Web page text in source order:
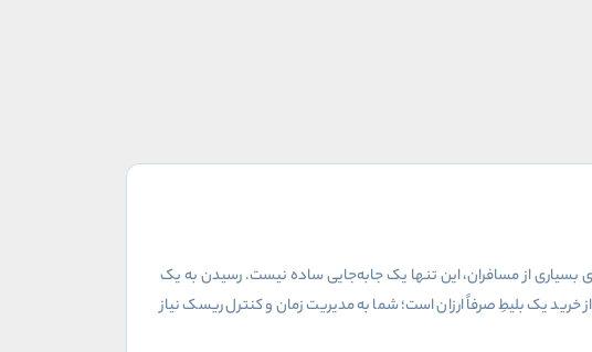
بسیاری از مسافران، این تنها یک جابه‌جایی ساده نیست. رسیدن به یک
خرید یک بلیطِ صرفاً ارزان است؛ شما به مدیریت زمان و کنترل ریسک نیاز